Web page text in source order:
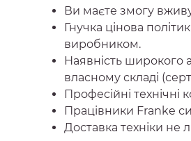
Ви маєте змогу
Гнучка цінова
виробником.
Наявність широкого
власному складі
Професійні технічні
Працівники Franke
Доставка техніки не